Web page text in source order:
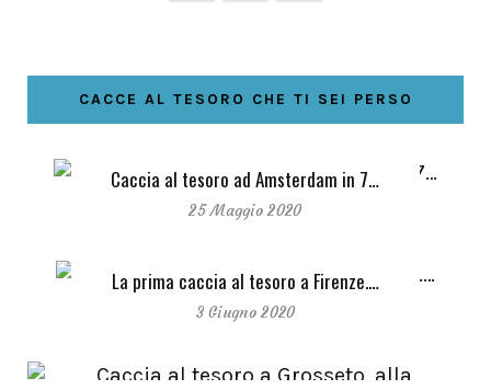
CACCE AL TESORO CHE TI SEI PERSO
Caccia al tesoro ad Amsterdam in 7…
25 Maggio 2020
La prima caccia al tesoro a Firenze.…
3 Giugno 2020